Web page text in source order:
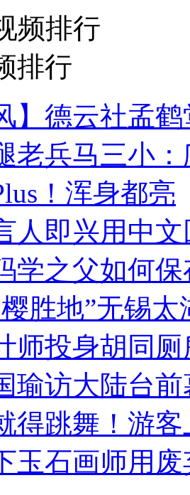
频排行
排行
】德云社孟
老兵马三小
！浑身都亮
人即兴用中
学之父如何
胜地”无锡
师投身胡同
瑜访大陆台
得跳舞！游客
玉石画师用